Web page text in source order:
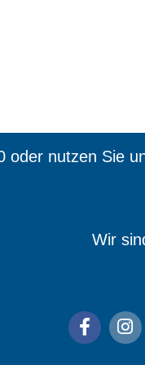
oder nutzen Sie